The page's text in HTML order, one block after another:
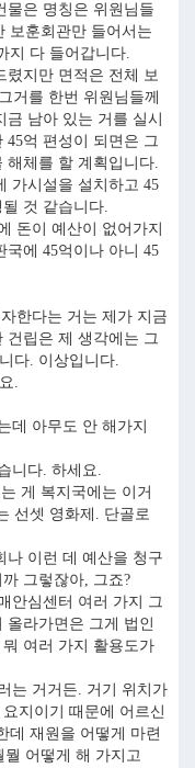
물은 명칭은 위원님들
보훈회관만 들어서는
지 다 들어갑니다.
렸지만 면적은 전체 보
거를 한번 위원님들께
남아 있는 거를 실시
45억 편성이 되면은 그
해체를 할 계획입니다.
가시설을 설치하고 45
것 같습니다.
돈이 예산이 없어가지
에 45억이나 아니 45
한다는 거는 제가 지금
건립은 제 생각에는 그
다. 이상입니다.
.
데 아무도 안 해가지
니다. 하세요.
게 복지국에는 이거
선셋 영화제. 단골로
나 이런 데 예산을 청구
그렇잖아, 그죠?
안심센터 여러 가지 그
올라가면은 그게 법인
여러 가지 활용도가
는 거거든. 거기 위치가
지이기 때문에 어르신
데 재원을 어떻게 마련
어떻게 해 가지고